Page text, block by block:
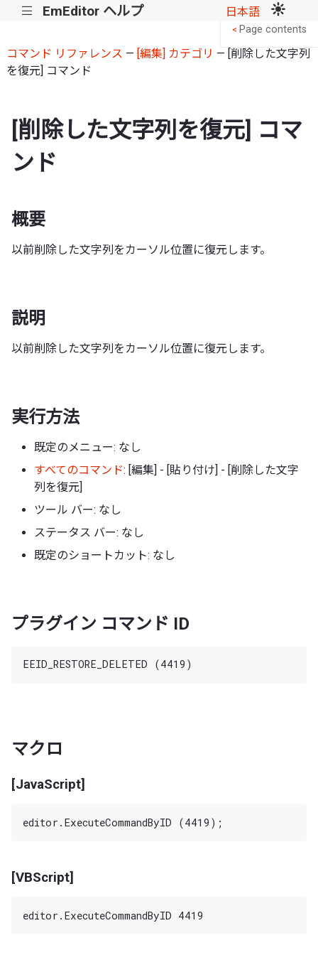
||| EmEditor ヘルプ 日本語
コマンド リファレンス — [編集] カテゴリ — [削除した文字列
を復元] コマンド
[削除した文字列を復元] コマ
ンド
概要
以前削除した文字列をカーソル位置に復元します。
説明
以前削除した文字列をカーソル位置に復元します。
実行方法
既定のメニュー: なし
すべてのコマンド: [編集] - [貼り付け] - [削除した文字
列を復元]
ツール バー: なし
ステータス バー: なし
既定のショートカット: なし
プラグイン コマンド ID
マクロ
[JavaScript]
[VBScript]
< Page contents